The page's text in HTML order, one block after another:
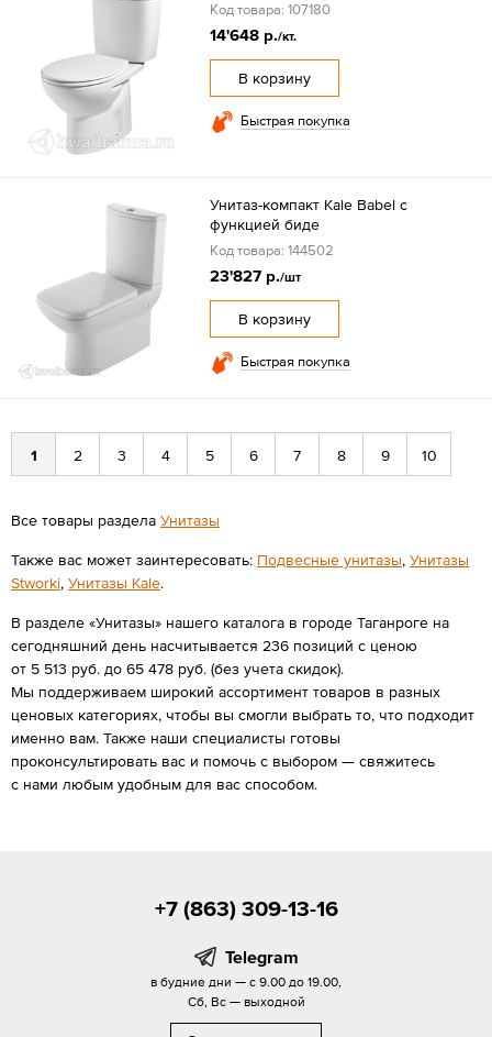
Код товара: 107180
14'648 р./кт.
В корзину
Быстрая покупка
Унитаз-компакт Kale Babel с
функцией биде
Код товара: 144502
23'827 р./шт
В корзину
Быстрая покупка
1 2 3 4 5 6 7 8 9 10
Все товары раздела Унитазы
Также вас может заинтересовать: Подвесные унитазы, Унитазы
Stworki, Унитазы Kale.
В разделе «Унитазы» нашего каталога в городе Таганроге на
сегодняшний день насчитывается 236 позиций с ценою
от 5 513 руб. до 65 478 руб. (без учета скидок).
Мы поддерживаем широкий ассортимент товаров в разных
ценовых категориях, чтобы вы смогли выбрать то, что подходит
именно вам. Также наши специалисты готовы
проконсультировать вас и помочь с выбором — свяжитесь
с нами любым удобным для вас способом.
+7 (863) 309-13-16
Telegram
в будние дни — с 9.00 до 19.00,
Сб, Вс — выходной